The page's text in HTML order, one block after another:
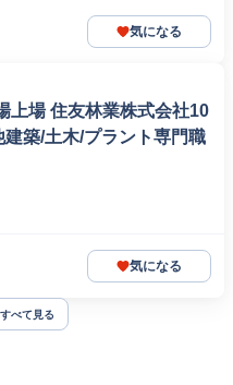
気になる
上場 住友林業株式会社10
築/土木/プラント専門職
気になる
べて見る